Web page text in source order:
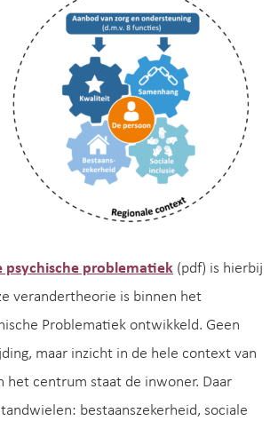
psychische problematiek (pdf) is hierbij
verandertheorie is binnen het
Problematiek ontwikkeld. Geen
maar inzicht in de hele context van
het centrum staat de inwoner. Daar
bestaanszekerheid, sociale